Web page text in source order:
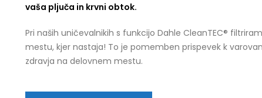
vaša pljuča in krvni obtok.
Pri naših uničevalnikih s funkcijo Dahle CleanTEC®
mestu, kjer nastaja! To je pomemben prispevek k
zdravja na delovnem mestu.